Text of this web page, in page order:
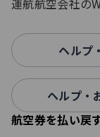
運航航空会社の
ヘルプ
ヘルプ・
航空券を払い戻